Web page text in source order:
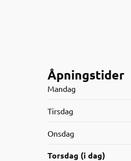
Åpningstider
Mandag
Tirsdag
Onsdag
Torsdag (i dag)